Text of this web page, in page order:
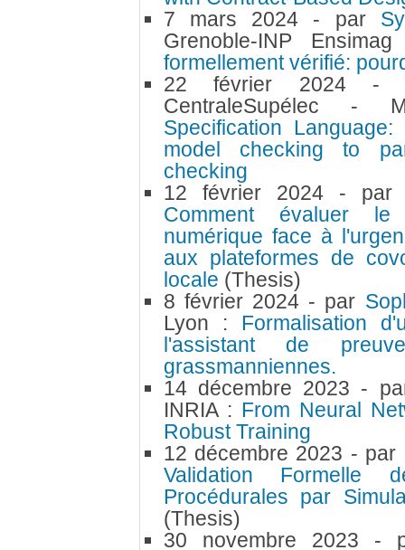
7 mars 2024 - par
Grenoble-INP
formellement vérifié:
22 février 2024 -
CentraleSupélec
Specification
model checking to
checking
12 février 2024 -
Comment évaluer
numérique face à
aux plateformes de
locale (Thesis)
8 février 2024 - par
Lyon : Formalisation
l'assistant de
grassmanniennes.
14 décembre 2023 -
INRIA : From Neural
Robust Training
12 décembre 2023 - par
Validation Formelle
Procédurales par
(Thesis)
30 novembre 2023 -